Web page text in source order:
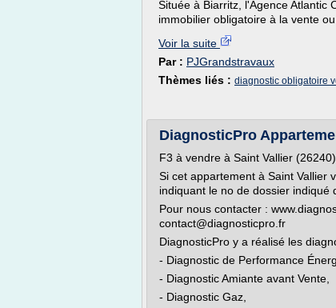
Située à Biarritz, l'Agence Atlantic
immobilier obligatoire à la vente
Voir la suite
Par : PJGrandstravaux
Thèmes liés : diagnostic obligatoire
DiagnosticPro
F3 à vendre à Saint Vallier (26240)
Si cet appartement à Saint Vallier
indiquant le no de dossier indiqué
Pour nous contacter :
contact@diagnosticpro.fr
DiagnosticPro y a réalisé les
- Diagnostic de Performance
- Diagnostic Amiante avant Vente,
- Diagnostic Gaz,